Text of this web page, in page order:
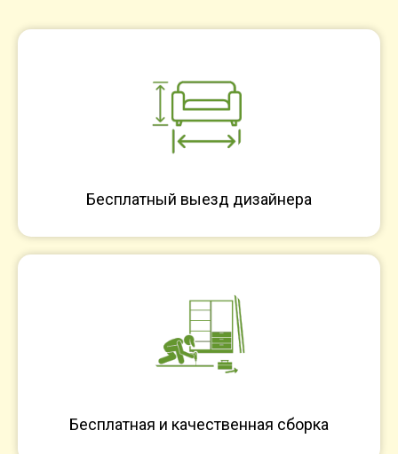
Бесплатный выезд дизайнера
Бесплатная и качественная сборка